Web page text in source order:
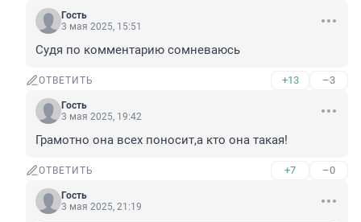
Гость
3 мая 2025, 15:51
Судя по комментарию сомневаюсь
ОТВЕТИТЬ +13 –3
Гость
3 мая 2025, 19:42
Грамотно она всех поносит,а кто она такая!
ОТВЕТИТЬ +7 –0
Гость
3 мая 2025, 21:19